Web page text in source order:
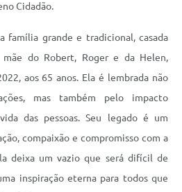
Cidadão.
família grande e tradicional, casada
mãe do Robert, Roger e da Helen,
aos 65 anos. Ela é lembrada não
mas também pelo impacto
das pessoas. Seu legado é um
compaixão e compromisso com a
deixa um vazio que será difícil de
inspiração eterna para todos que